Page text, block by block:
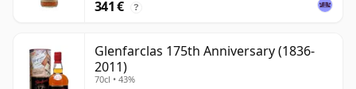
341 € ?
Glenfarclas 175th Anniversary (1836-
2011)
70cl • 43%